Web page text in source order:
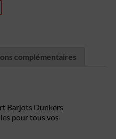
complémentaires
Barjots Dunkers
pour tous vos